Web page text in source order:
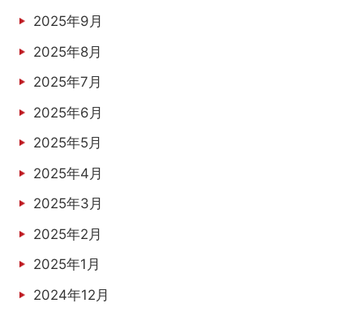
2025年9月
2025年8月
2025年7月
2025年6月
2025年5月
2025年4月
2025年3月
2025年2月
2025年1月
2024年12月